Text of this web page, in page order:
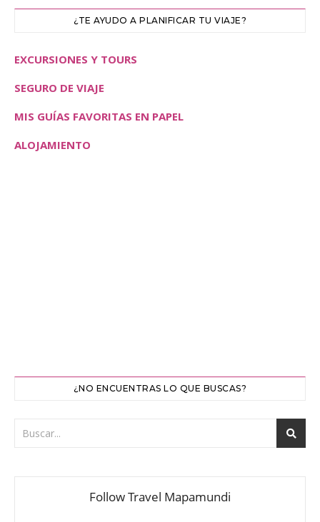
¿TE AYUDO A PLANIFICAR TU VIAJE?
EXCURSIONES Y TOURS
SEGURO DE VIAJE
MIS GUÍAS FAVORITAS EN PAPEL
ALOJAMIENTO
¿NO ENCUENTRAS LO QUE BUSCAS?